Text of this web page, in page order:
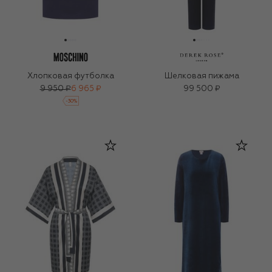
Хлопковая футболка
9 950 ₽6 965 ₽
-30%
Шелковая пижама
99 500 ₽